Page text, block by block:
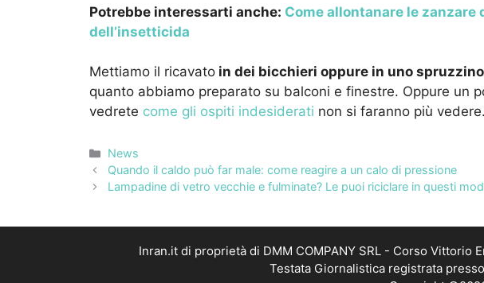
Potrebbe interessarti anche: Come allontanare le
dell’insetticida
Mettiamo il ricavato in dei bicchieri oppure in uno
quanto abbiamo preparato su balconi e finestre. Oppure un
vedrete come gli ospiti indesiderati non si faranno più vedere.
Categorie
News
Quando il caldo può far male: come reagire a un calo di pressione
Lampadine di vetro vecchie e fulminate? Le puoi riciclare in questi
Inran.it di proprietà di DMM COMPANY SRL - Corso Vittorio
Testata Giornalistica registrata